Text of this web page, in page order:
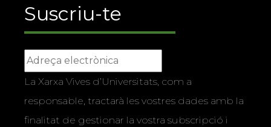
Suscriu-te
La Xarxa Vives d’Universitats, com a
responsable, tractarà les vostres dades amb la
finalitat de gestionar la vostra subscripció i